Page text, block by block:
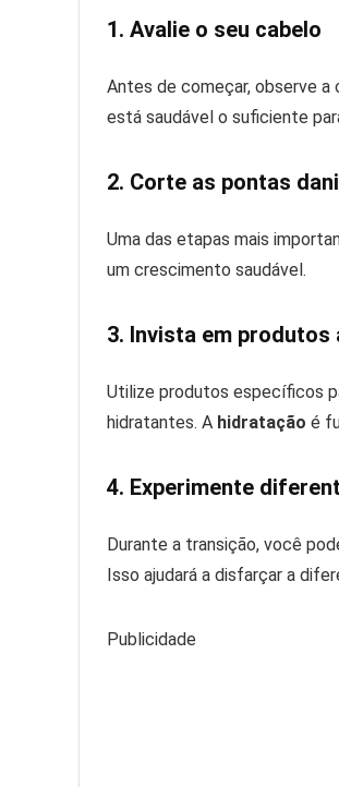
1. Avalie o seu cabelo
Antes de começar, observe
está saudável o suficiente
2. Corte as pontas
Uma das etapas mais
um crescimento saudável.
3. Invista em produtos
Utilize produtos específicos
hidratantes. A hidratação é
4. Experimente
Durante a transição, você
Isso ajudará a disfarçar a
Publicidade